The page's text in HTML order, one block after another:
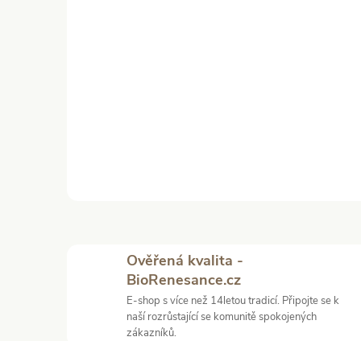
Ověřená kvalita -
BioRenesance.cz
E-shop s více než 14letou tradicí. Připojte se k
naší rozrůstající se komunitě spokojených
zákazníků.